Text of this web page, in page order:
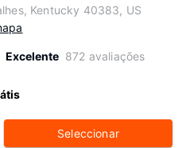
Kentucky 40383, US
Excelente 872 avaliações
Seleccionar